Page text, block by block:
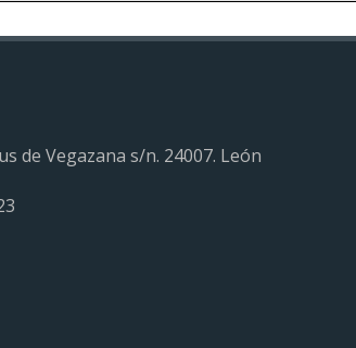
de Vegazana s/n. 24007. León